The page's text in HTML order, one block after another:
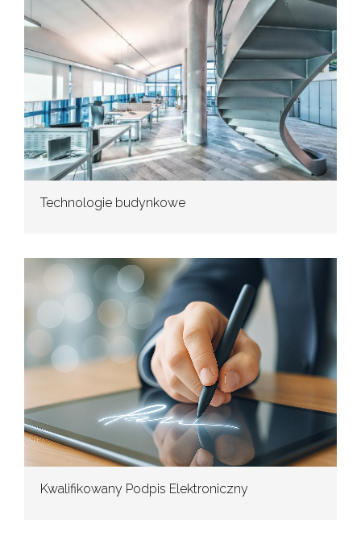
Technologie budynkowe
Kwalifikowany Podpis Elektroniczny